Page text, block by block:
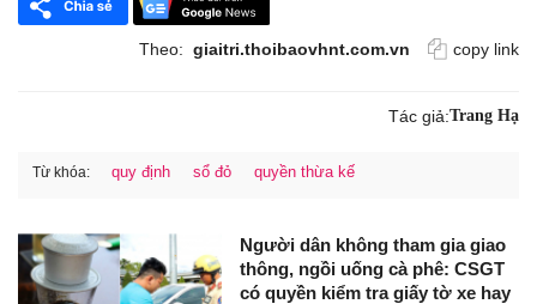
Theo: giaitri.thoibaovhnt.com.vn copy link
Tác giả:Trang Hạ
Từ khóa: quy định sổ đỏ quyền thừa kế
Người dân không tham gia giao
thông, ngồi uống cà phê: CSGT
có quyền kiểm tra giấy tờ xe hay